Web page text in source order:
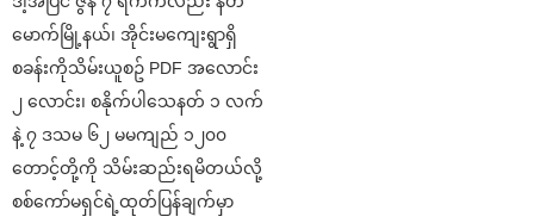
မောက်မြို့နယ်၊ အိုင်းမကျေးရွာရှိ
စခန်းကိုသိမ်းယူစဥ် PDF အလောင်း
၂ လောင်း၊ စနိုက်ပါသေနတ် ၁ လက်
နဲ့ ၇ ဒသမ ၆၂ မမကျည် ၁၂၀၀
တောင့်တို့ကို သိမ်းဆည်းရမိတယ်လို့
စစ်ကော်မရှင်ရဲ့ထုတ်ပြန်ချက်မှာ